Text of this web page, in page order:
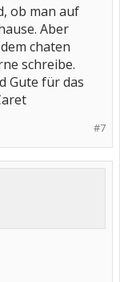
ob man auf
Aber
chaten
schreibe.
Gute für das
#7